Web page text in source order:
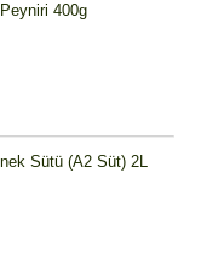
400g
Sütü (A2 Süt) 2L